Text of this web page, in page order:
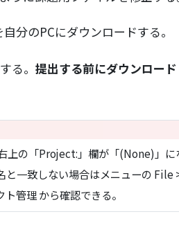
分のPCにダウンロードする。
る。 提出する前にダウンロー
の「Project:」欄が「(None)」
と一致しない場合はメニューの
管理 から確認できる。